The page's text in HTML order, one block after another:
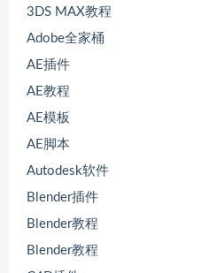
3DS MAX教程
Adobe全家桶
AE插件
AE教程
AE模板
AE脚本
Autodesk软件
Blender插件
Blender教程
Blender教程